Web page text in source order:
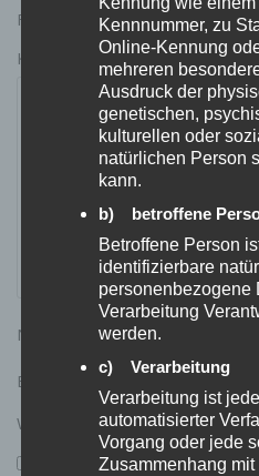
Felder sind mit*markiert
Kommentar*
Name
E-Mail-Adresse *
Website
Kennnummer, zu
Online-Kennung
mehreren
Ausdruck der
genetischen,
kulturellen oder
natürlichen Person
kann.
b) betroffene
Betroffene Person
identifizierbare
personenbezogene
Verarbeitung
werden.
c) Verarbeitung
Verarbeitung ist
automatisierter
Vorgang oder jede
Zusammenhang